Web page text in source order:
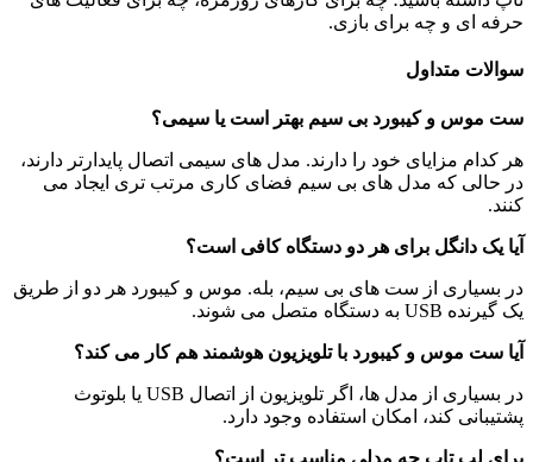
حرفه ای و چه برای بازی.
سوالات متداول
ست موس و کیبورد بی سیم بهتر است یا سیمی؟
هر کدام مزایای خود را دارند. مدل های سیمی اتصال پایدارتر دارند،
در حالی که مدل های بی سیم فضای کاری مرتب تری ایجاد می
کنند.
آیا یک دانگل برای هر دو دستگاه کافی است؟
در بسیاری از ست های بی سیم، بله. موس و کیبورد هر دو از طریق
یک گیرنده USB به دستگاه متصل می شوند.
آیا ست موس و کیبورد با تلویزیون هوشمند هم کار می کند؟
در بسیاری از مدل ها، اگر تلویزیون از اتصال USB یا بلوتوث
پشتیبانی کند، امکان استفاده وجود دارد.
برای لپ تاپ چه مدلی مناسب تر است؟